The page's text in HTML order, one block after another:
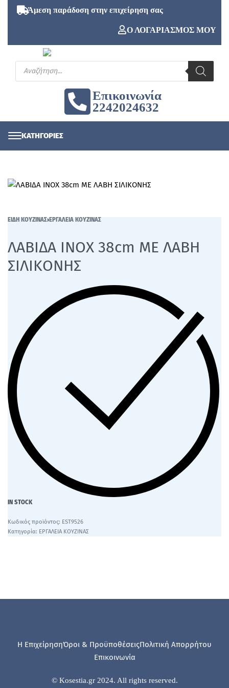
Άμεση παράδοση στην επιχείρηση σας
Ο ΛΟΓΑΡΙΑΣΜΟΣ ΜΟΥ
Επικοινωνία
2242024632
ΕΙΔΗ ΚΟΥΖΙΝΑΣ›ΕΡΓΑΛΕΙΑ ΚΟΥΖΙΝΑΣ
ΛΑΒΙΔΑ ΙΝΟΧ 38cm ΜΕ ΛΑΒΗ
ΣΙΛΙΚΟΝΗΣ
IN STOCK
EST9526
Κατηγορία: ΕΡΓΑΛΕΙΑ ΚΟΥΖΙΝΑΣ
Η ΕπιχείρησηΌροι & ΠροϋποθέσειςΠολιτική Απορρήτου
Επικοινωνία
© Kosestia.gr 2024. All rights reserved.